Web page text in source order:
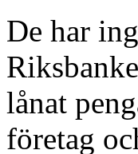
De har
lånat
företag